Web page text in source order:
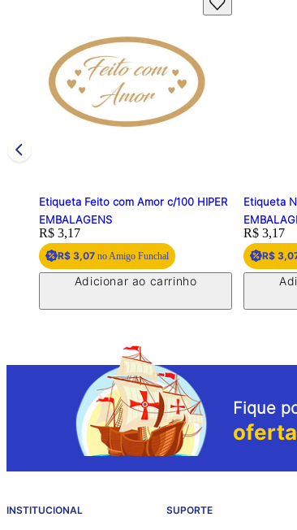
Etiqueta Feito com Amor c/100 HIPER
EMBALAGENS
Price:
R$ 3,17
R$ 3,07 no Amigo Funchal
Adicionar ao carrinho
Etiqueta
Price:
R$ 3,17
R$
Fique
INSTITUCIONAL SUPORTE